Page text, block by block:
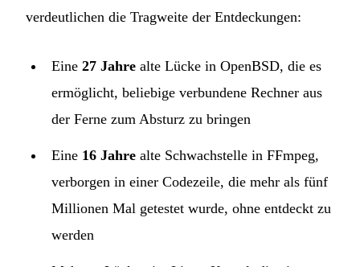
verdeutlichen die Tragweite der Entdeckungen:
Eine 27 Jahre alte Lücke in OpenBSD, die es
ermöglicht, beliebige verbundene Rechner aus
der Ferne zum Absturz zu bringen
Eine 16 Jahre alte Schwachstelle in FFmpeg,
verborgen in einer Codezeile, die mehr als fünf
Millionen Mal getestet wurde, ohne entdeckt zu
werden